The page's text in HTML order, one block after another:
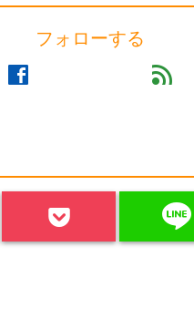
フォローする
facebook feed
line